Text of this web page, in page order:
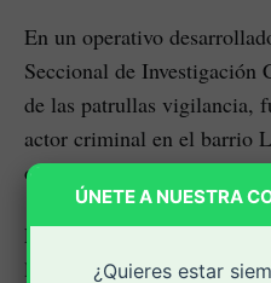
En un operativo
Seccional de
de las patrullas vigilancia,
actor criminal en el barrio
oriente de la ciudad de
El procedimiento se llevó
la calle 2 con carrera 38,
ÚNETE A NUESTRA
¿Quieres estar